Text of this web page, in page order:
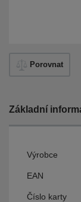
Porovnat
Základní
Výrobce
EAN
Číslo karty